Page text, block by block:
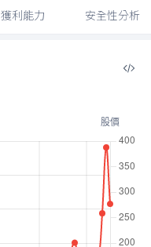
獲利能力 安全性分析